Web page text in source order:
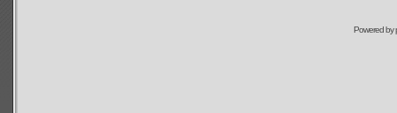
Powered by